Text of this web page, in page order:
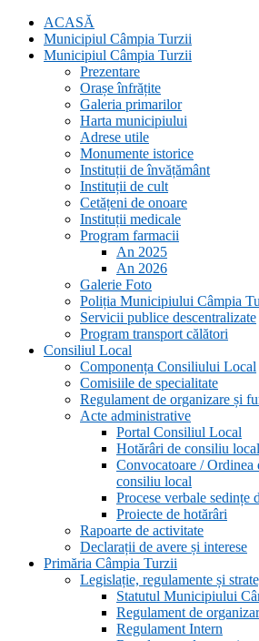
ACASĂ
Municipiul Câmpia Turzii
Municipiul Câmpia Turzii
Prezentare
Orașe înfrățite
Galeria primarilor
Harta municipiului
Adrese utile
Monumente istorice
Instituții de învățământ
Instituții de cult
Cetățeni de onoare
Instituții medicale
Program farmacii
An 2025
An 2026
Galerie Foto
Poliția Municipiului Câmpia
Servicii publice descentralizate
Program transport călători
Consiliul Local
Componența Consiliului Local
Comisiile de specialitate
Regulament de organizare și
Acte administrative
Portal Consiliul Local
Hotărâri de consiliu local
Convocatoare / Ordinea
consiliu local
Procese verbale sedințe
Proiecte de hotărâri
Rapoarte de activitate
Declarații de avere și interese
Primăria Câmpia Turzii
Legislație, regulamente și
Statutul Municipiului
Regulament de
Regulament Intern